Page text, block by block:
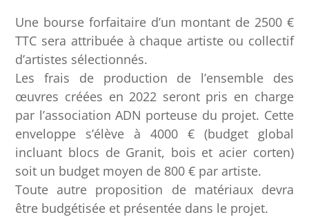
Une bourse forfaitaire d’un montant de 2500 €
TTC sera attribuée à chaque artiste ou collectif
d’artistes sélectionnés.
Les frais de production de l’ensemble des
œuvres créées en 2022 seront pris en charge
par l’association ADN porteuse du projet. Cette
enveloppe s’élève à 4000 € (budget global
incluant blocs de Granit, bois et acier corten)
soit un budget moyen de 800 € par artiste.
Toute autre proposition de matériaux devra
être budgétisée et présentée dans le projet.